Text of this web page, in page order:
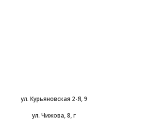
ул. Курьяновская 2-Я, 9
ул. Чижова, 8, г